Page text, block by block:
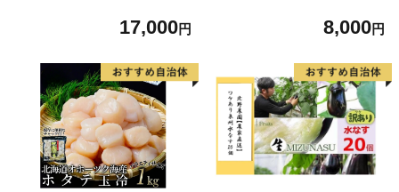
17,000円
ス) 8000円 わけあり ぶんたん
農家直送 期間限定 特産品 サ
イズミックス くらもとファー
ム 愛南町 愛媛県
8,000円